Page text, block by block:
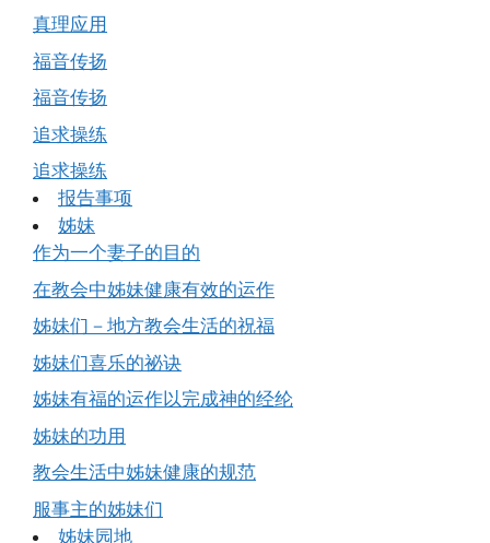
真理应用
福音传扬
福音传扬
追求操练
追求操练
报告事项
姊妹
作为一个妻子的目的
在教会中姊妹健康有效的运作
姊妹们－地方教会生活的祝福
姊妹们喜乐的祕诀
姊妹有福的运作以完成神的经纶
姊妹的功用
教会生活中姊妹健康的规范
服事主的姊妹们
姊妹园地